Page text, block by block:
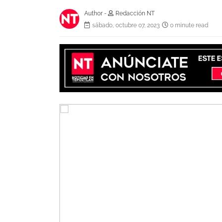
Author -
Redacción NT
sábado, octubre 07, 2023
0 minute read